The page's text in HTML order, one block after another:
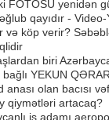
FOTOSU yenidən
qayıdır -
və köp verir?
biri
YEKUN
olan bacısı
qiymətləri artacaq?
iş adamı